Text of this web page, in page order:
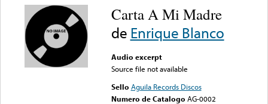
Carta A Mi Madre
de Enrique Blanco
Audio excerpt
Source file not available
Sello Aguila Records Discos
Numero de Catalogo AG-0002